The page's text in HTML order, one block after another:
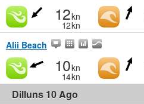
12kn
12kn
Alii Beach
10kn
14kn
Dilluns 10 Ago